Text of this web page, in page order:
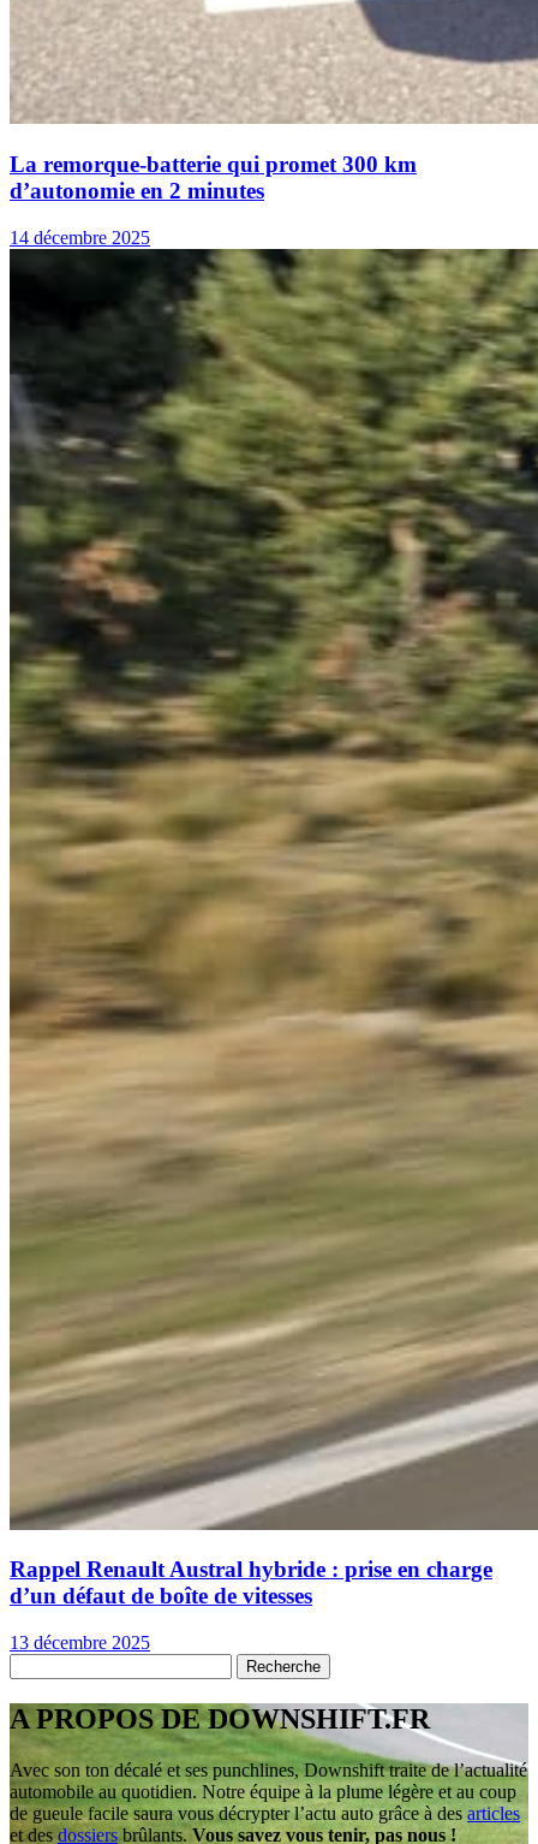
La remorque-batterie qui promet 300 km
d’autonomie en 2 minutes
14 décembre 2025
Rappel Renault Austral hybride : prise en charge
d’un défaut de boîte de vitesses
13 décembre 2025
A PROPOS DE DOWNSHIFT.FR
Avec son ton décalé et ses punchlines, Downshift traite de l’actualité
automobile au quotidien. Notre équipe à la plume légère et au coup
de gueule facile saura vous décrypter l’actu auto grâce à des articles
et des dossiers brûlants. Vous savez vous tenir, pas nous !